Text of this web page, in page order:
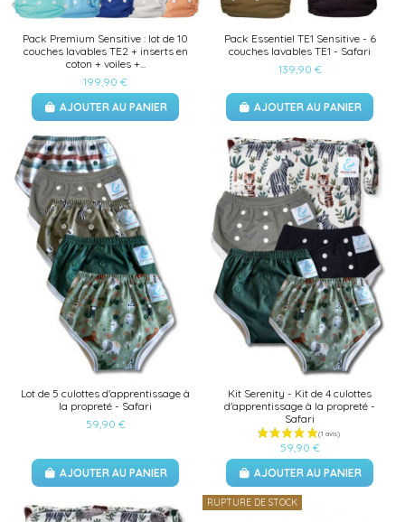
Pack Premium Sensitive : lot de 10
couches lavables TE2 + inserts en
coton + voiles +...
199,90 €
AJOUTER AU PANIER
Pack Essentiel TE1 Sensitive - 6
couches lavables TE1 - Safari
139,90 €
AJOUTER AU PANIER
Lot de 5 culottes d'apprentissage à
la propreté - Safari
59,90 €
AJOUTER AU PANIER
Kit Serenity - Kit de 4 culottes
d'apprentissage à la propreté -
Safari
59,90 €
AJOUTER AU PANIER
RUPTURE DE STOCK